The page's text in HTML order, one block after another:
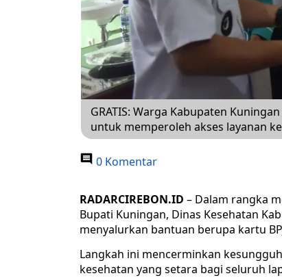
GRATIS: Warga Kabupaten
untuk memperoleh akses layanan
0 Komentar
RADARCIREBON.ID – Dalam rangka
Bupati Kuningan, Dinas Kesehatan
menyalurkan bantuan berupa kartu
Langkah ini mencerminkan
kesehatan yang setara bagi seluruh